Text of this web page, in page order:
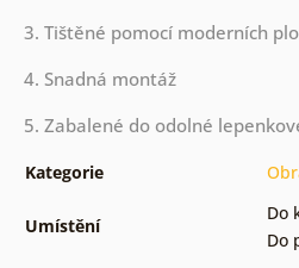
3. Tištěné pomocí moderních
4. Snadná montáž
5. Zabalené do odolné
Kategorie
Umístění
Do
Do